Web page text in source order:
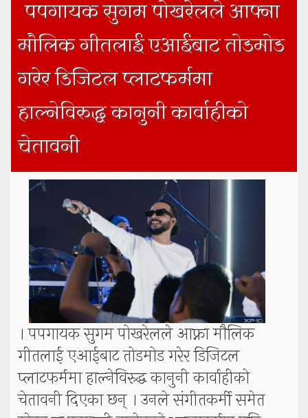
पपगायक सुगम पोखरेलले आफ्ना
मौलिक गीतलाई एआईबाट तोडमोड
गरेर डिजिटल प्लाटफर्ममा
हाल्नेविरुद्ध कानुनी कार्वाहीको
चेतावनी
। पपगायक सुगम पोखरेलले आफ्ना मौलिक
गीतलाई एआईबाट तोडमोड गरेर डिजिटल
प्लाटफर्ममा हाल्नेविरुद्ध कानुनी कार्वाहीको
चेतावनी दिएका छन् । उनले संगीतकर्मी समेत